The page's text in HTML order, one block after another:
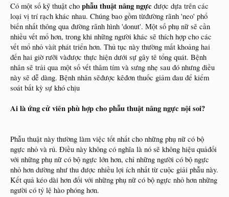
Có một số kỹ thuật cho phẫu thuật nâng ngực được dựa trên các
loại vị trí rạch khác nhau. Chúng bao gồm từđường rãnh 'neo' phổ
biến nhất thông qua đường rãnh hình 'donut'. Một số phụ nữ sẽ cần
nhiều vết mổ hơn, trong khi những người khác sẽ thích hợp cho các
vết mổ nhỏ vàít phát triển hơn. Thủ tục này thường mất khoảng hai
đến hai giờ rưỡi vàđược thực hiện dưới sự gây tê tổng quát. Bệnh
nhân sẽ trải qua một số vết thâm tím và sưng nhẹ sau đó nhưng điều
này sẽ dễ dàng. Bệnh nhân sẽđược kêđơn thuốc giảm đau để kiểm
soát bất kỳ sự khó chịu
Ai là ứng cử viên phù hợp cho phẫu thuật nâng ngực nội soi?
Phẫu thuật này thường làm việc tốt nhất cho những phụ nữ có bộ
ngực nhỏ và rủ. Điều này không có nghĩa là nó sẽ không hiệu quảđối
với những phụ nữ có bộ ngực lớn hơn, chỉ những người có bộ ngực
nhỏ hơn dường như thu được nhiều lợi ích nhất từ cuộc giải phẫu này.
Kết quả kéo dài hơn đối với những phụ nữ có bộ ngực nhỏ hơn những
người có tỷ lệ hào phóng hơn.